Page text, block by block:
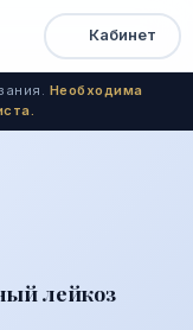
Быстрый
доступ
Кабинет
Необходима
лейкоз